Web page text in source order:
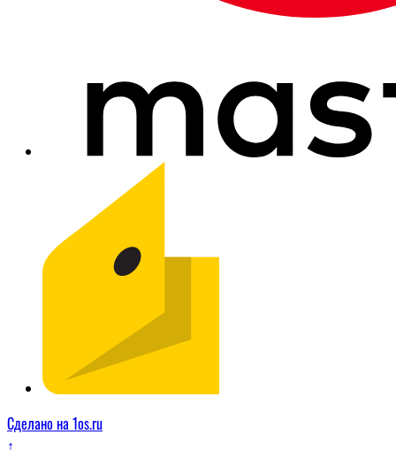
Сделано на 1os.ru
↑